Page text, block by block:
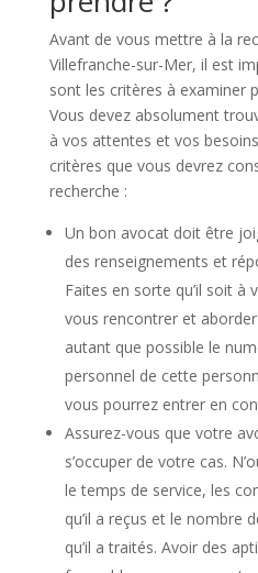
Avant de vous mettre à la
Villefranche-sur-Mer, il est
sont les critères à examiner
Vous devez absolument
à vos attentes et vos
critères que vous devrez
recherche :
Un bon avocat doit être
des renseignements et
Faites en sorte qu’il soit à
vous rencontrer et
autant que possible le
personnel de cette
vous pourrez entrer en
Assurez-vous que votre
s’occuper de votre cas.
le temps de service, les
qu’il a reçus et le nombre
qu’il a traités. Avoir des